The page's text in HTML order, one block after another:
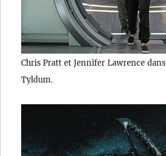
Chris Pratt et Jennifer Lawrence dans
Tyldum.